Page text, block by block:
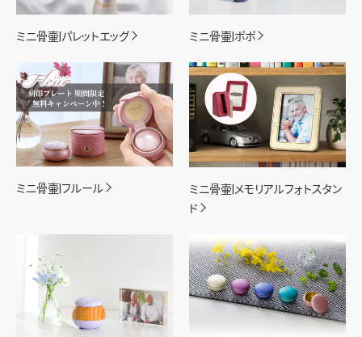
ミニ骨壷|パレットエッグ ミニ骨壷|ポポ
ミニ骨壷|フルール
ミニ骨壷|メモリアルフォトスタン
ド